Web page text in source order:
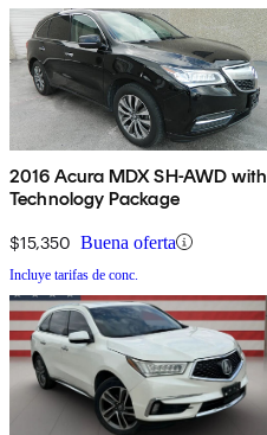
2016 Acura MDX SH-AWD with
Technology Package
$15,350 Buena oferta
Incluye tarifas de conc.